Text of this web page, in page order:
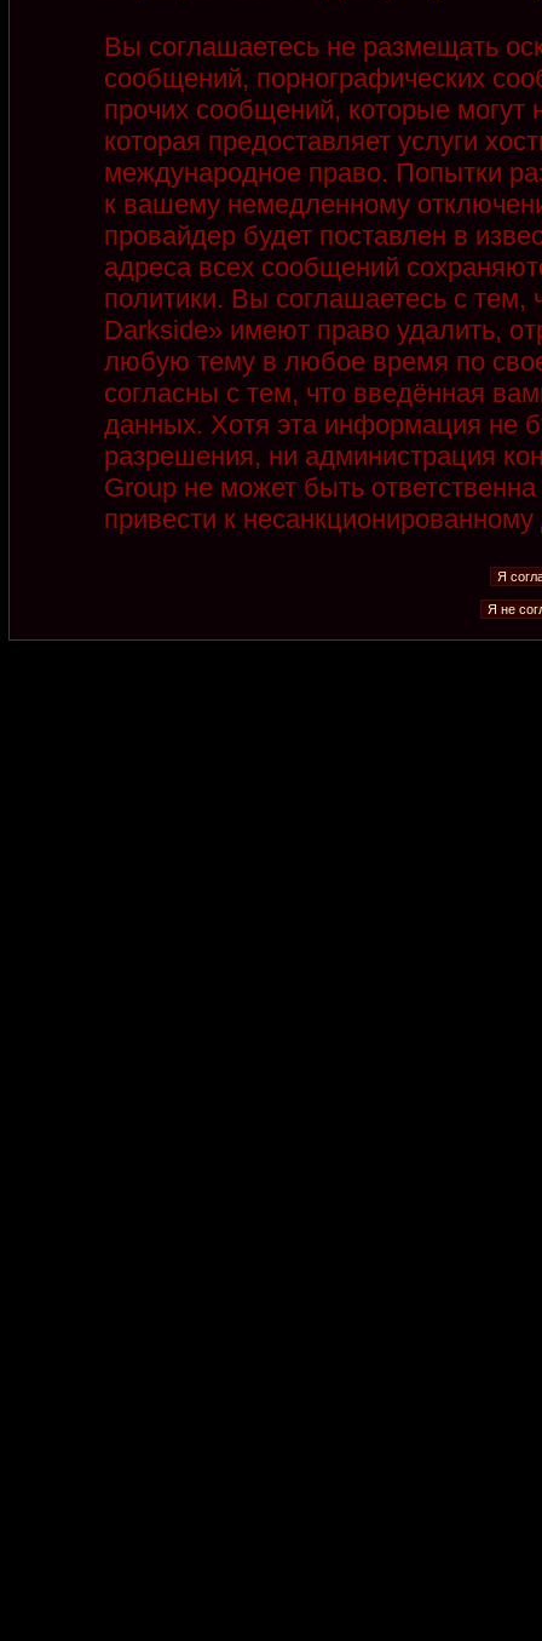
Вы соглашаетесь не размещать
сообщений, порнографических
прочих сообщений, которые
которая предоставляет услуги
международное право. Попытки
к вашему немедленному
провайдер будет поставлен в
адреса всех сообщений
политики. Вы соглашаетесь с
Darkside» имеют право удалить,
любую тему в любое время по
согласны с тем, что введённая
данных. Хотя эта информация не
разрешения, ни администрация
Group не может быть
привести к несанкционированному